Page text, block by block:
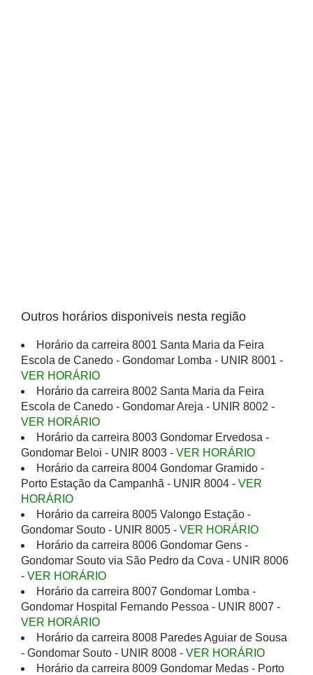
Outros horários disponiveis nesta região
Horário da carreira 8001 Santa Maria da Feira
Escola de Canedo - Gondomar Lomba - UNIR 8001 -
VER HORÁRIO
Horário da carreira 8002 Santa Maria da Feira
Escola de Canedo - Gondomar Areja - UNIR 8002 -
VER HORÁRIO
Horário da carreira 8003 Gondomar Ervedosa -
Gondomar Beloi - UNIR 8003 - VER HORÁRIO
Horário da carreira 8004 Gondomar Gramido -
Porto Estação da Campanhã - UNIR 8004 - VER
HORÁRIO
Horário da carreira 8005 Valongo Estação -
Gondomar Souto - UNIR 8005 - VER HORÁRIO
Horário da carreira 8006 Gondomar Gens -
Gondomar Souto via São Pedro da Cova - UNIR 8006
- VER HORÁRIO
Horário da carreira 8007 Gondomar Lomba -
Gondomar Hospital Fernando Pessoa - UNIR 8007 -
VER HORÁRIO
Horário da carreira 8008 Paredes Aguiar de Sousa
- Gondomar Souto - UNIR 8008 - VER HORÁRIO
Horário da carreira 8009 Gondomar Medas - Porto